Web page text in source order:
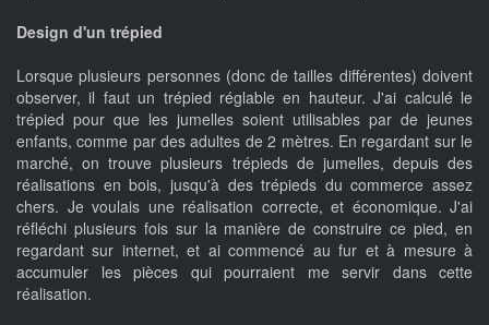
Design d'un trépied
Lorsque plusieurs personnes (donc de tailles différentes) doivent
observer, il faut un trépied réglable en hauteur. J'ai calculé le
trépied pour que les jumelles soient utilisables par de jeunes
enfants, comme par des adultes de 2 mètres. En regardant sur le
marché, on trouve plusieurs trépieds de jumelles, depuis des
réalisations en bois, jusqu'à des trépieds du commerce assez
chers. Je voulais une réalisation correcte, et économique. J'ai
réfléchi plusieurs fois sur la manière de construire ce pied, en
regardant sur internet, et ai commencé au fur et à mesure à
accumuler les pièces qui pourraient me servir dans cette
réalisation.